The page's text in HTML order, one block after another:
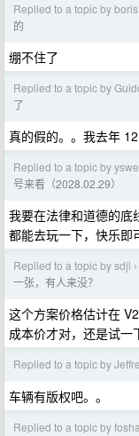
Replied to a topic by
的
绷不住了
Replied to a topic by
了
真的假的。。我去年
Replied to a topic by
号来看（2028.02.29）
我要在法律和道德的底
都能去玩一下，快乐即
Replied to a topic by sdjl ›
一张，有人来没？
这个方案价格估计在
成本价才对，还是试一
Replied to a topic by
车辆有版权吧。。
Replied to a topic by